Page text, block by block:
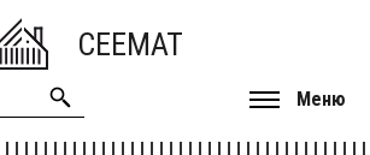
CEEMAT
Меню